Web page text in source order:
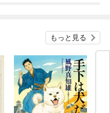
もっと見る